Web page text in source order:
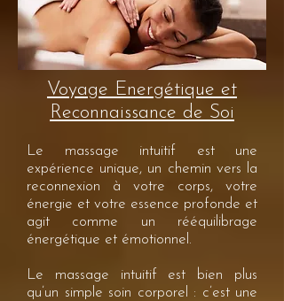
Voyage Energétique et
Reconnaissance de Soi
Le massage intuitif est une
expérience unique, un chemin vers la
reconnexion à votre corps, votre
énergie et votre essence profonde et
agit comme un rééquilibrage
énergétique et émotionnel.
Le massage intuitif est bien plus
qu’un simple soin corporel : c’est une